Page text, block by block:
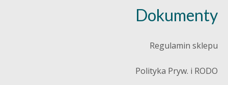
Dokumenty
Regulamin sklepu
Polityka Pryw. i RODO